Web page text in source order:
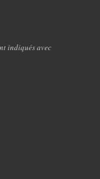
indiqués avec